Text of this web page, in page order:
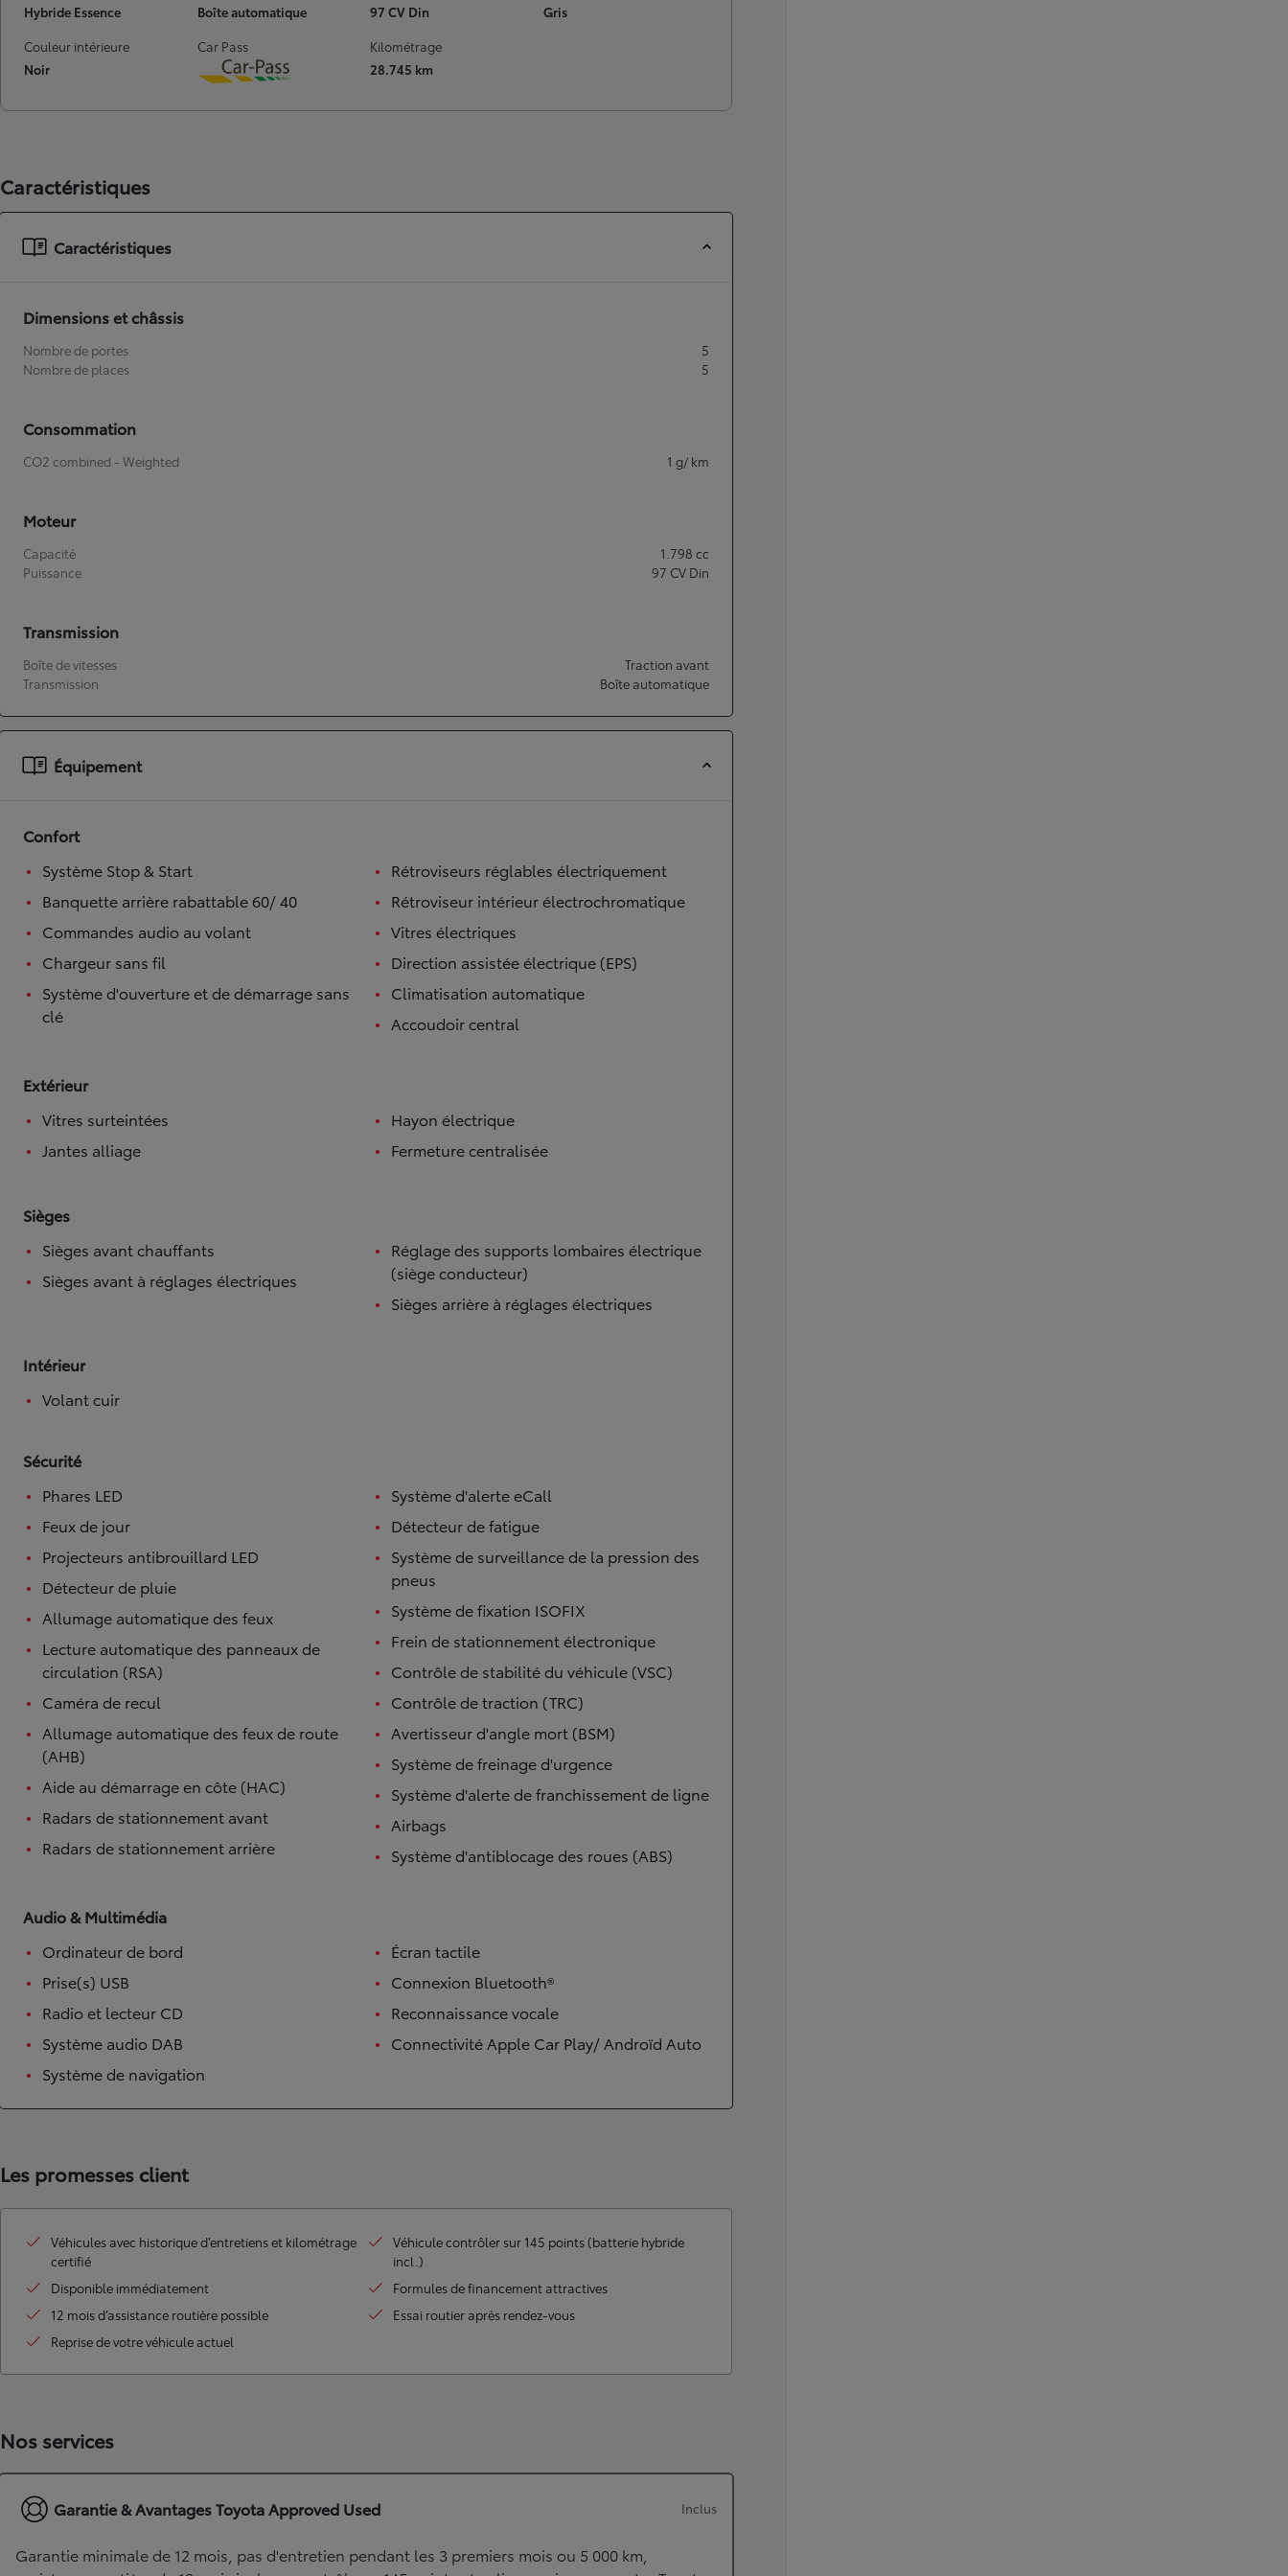
À partir de
Toyota C-HR
HYBRIDE
À partir de
Corolla Touring Sports
HYBRIDE
À partir de
Land Cruiser
Hybride Essence
Boîte automatique
97 CV Din
Gris
Couleur intérieure
Noir
Car Pass
Download
Kilométrage
28.745 km
Caractéristiques
Caractéristiques
Dimensions et châssis
Nombre de portes
5
Nombre de places
5
Consommation
CO2 combined - Weighted 1 g/ km
Moteur
Capacité 1.798 cc
Puissance
97 CV Din
Transmission
Boîte de vitesses
Traction avant
Transmission
Boîte automatique
Équipement
Confort
Système Stop & Start
Banquette arrière rabattable 60/ 40
Commandes audio au volant
Chargeur sans fil
Système d'ouverture et de démarrage sans
clé
Rétroviseurs réglables électriquement
Rétroviseur intérieur électrochromatique
Vitres électriques
Direction assistée électrique (EPS)
Climatisation automatique
Accoudoir central
Extérieur
Vitres surteintées
Jantes alliage
Hayon électrique
Fermeture centralisée
Sièges
Sièges avant chauffants
Sièges avant à réglages électriques
Réglage des supports lombaires électrique
(siège conducteur)
Sièges arrière à réglages électriques
Intérieur
Volant cuir
Sécurité
Phares LED
Feux de jour
Projecteurs antibrouillard LED
Détecteur de pluie
Allumage automatique des feux
Lecture automatique des panneaux de
circulation (RSA)
Caméra de recul
Allumage automatique des feux de route
(AHB)
Aide au démarrage en côte (HAC)
Radars de stationnement avant
Radars de stationnement arrière
Système d'alerte eCall
Détecteur de fatigue
Système de surveillance de la pression des
pneus
Système de fixation ISOFIX
Frein de stationnement électronique
Contrôle de stabilité du véhicule (VSC)
Contrôle de traction (TRC)
Avertisseur d'angle mort (BSM)
Système de freinage d'urgence
Système d'alerte de franchissement de ligne
Airbags
Système d'antiblocage des roues (ABS)
Audio & Multimédia
Ordinateur de bord
Prise(s) USB
Radio et lecteur CD
Système audio DAB
Système de navigation
Écran tactile
Connexion Bluetooth®
Reconnaissance vocale
Connectivité Apple Car Play/ Androïd Auto
Les promesses client
Véhicules avec historique d’entretiens et kilométrage
certifié
Véhicule contrôler sur 145 points (batterie hybride
incl.)
Disponible immédiatement
Formules de financement attractives
12 mois d’assistance routière possible
Essai routier après rendez-vous
Reprise de votre véhicule actuel
Nos services
Garantie & Avantages Toyota Approved Used Inclus
Garantie minimale de 12 mois, pas d'entretien pendant les 3 premiers mois ou 5 000 km,